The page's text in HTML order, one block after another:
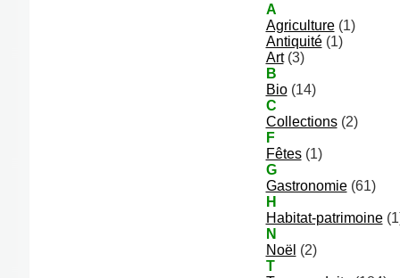
A
Agriculture(1)
Antiquité(1)
Art(3)
B
Bio(14)
C
Collections(2)
F
Fêtes(1)
G
Gastronomie(61)
H
Habitat-patrimoine
N
Noël (2)
T